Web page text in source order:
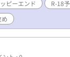
く。遊利の悩みを
の中に友情とは違
は康平をフった同
ては遊利の方だと
覚える一方、ネッ
ピーエンド R-18
め